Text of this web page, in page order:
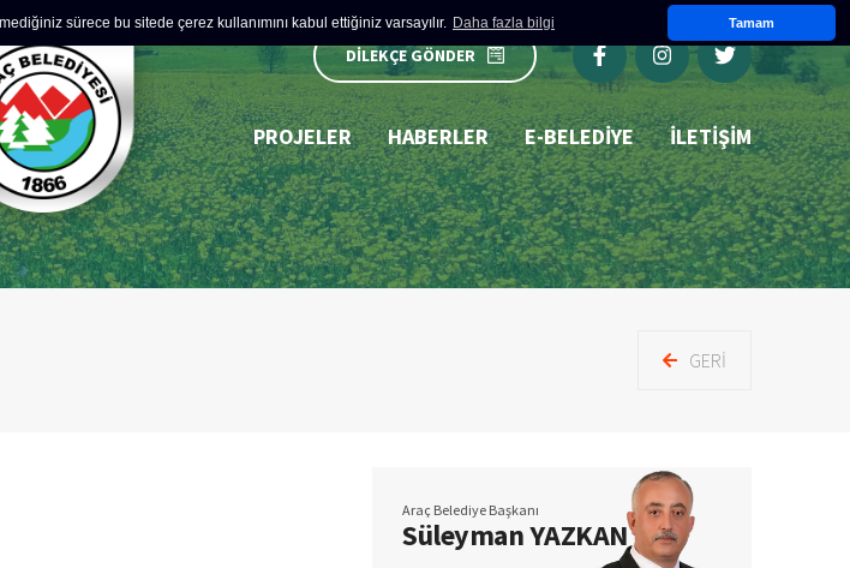
sürece bu sitede çerez kullanımını kabul ettiğiniz varsayılır. Daha fazla bilgi Tamam
DİLEKÇE GÖNDER
PROJELER HABERLER E-BELEDIYE İLETİŞİM
GERI
Araç Belediye Başkanı
Süleyman YAZKAN